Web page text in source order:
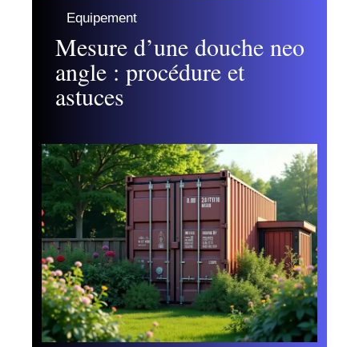
Equipement
Mesure d’une douche neo
angle : procédure et
astuces